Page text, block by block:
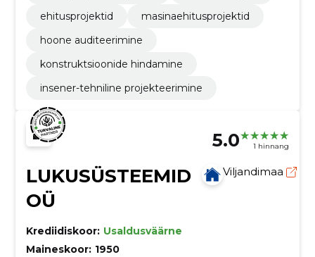
ehitusprojektid
masinaehitusprojektid
hoone auditeerimine
konstruktsioonide hindamine
insener-tehniline projekteerimine
5.0 1 hinnang
LUKUSÜSTEEMID
OÜ
Viljandimaa
Krediidiskoor: Usaldusväärne
Maineskoor: 1950